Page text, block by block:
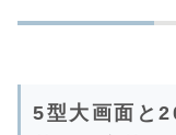
5型大画面と